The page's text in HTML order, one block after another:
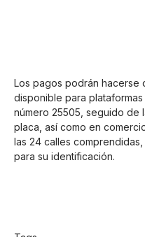
Los pagos podrán hacerse
disponible para
número 25505, seguido de
placa, así como en
las 24 calles
para su identificación.